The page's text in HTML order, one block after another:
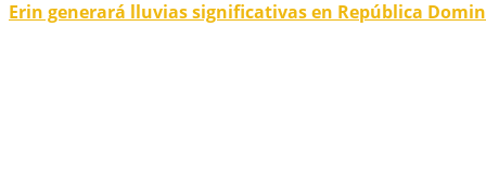
Erin generará lluvias significativas en República